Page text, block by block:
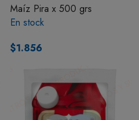
Maíz Pira x 500 grs
En stock
$1.856